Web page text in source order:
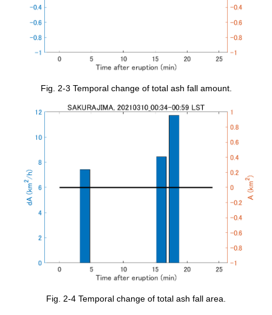
Fig. 2-3 Temporal change of total ash fall amount.
Fig. 2-4 Temporal change of total ash fall area.